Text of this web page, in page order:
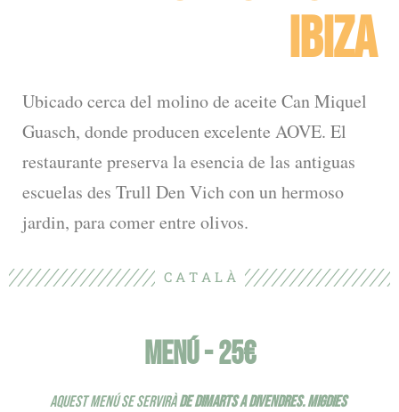
IBIZA
Ubicado cerca del molino de aceite Can Miquel
Guasch, donde producen excelente AOVE. El
restaurante preserva la esencia de las antiguas
escuelas des Trull Den Vich con un hermoso
jardin, para comer entre olivos.
C A T A L À
MENÚ - 25€
AQUEST MENÚ SE SERVIRÀDE DIMARTS A DIVENDRES.MIGDIES